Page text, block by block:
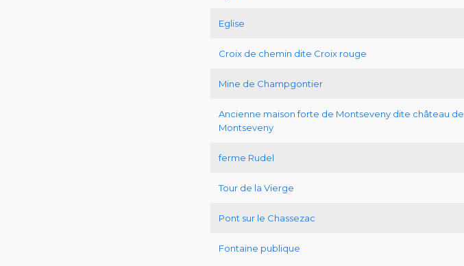
Eglise
Croix de chemin dite Croix rouge
Mine de Champgontier
Ancienne maison forte de Montseveny dite château de
Montseveny
ferme Rudel
Tour de la Vierge
Pont sur le Chassezac
Fontaine publique